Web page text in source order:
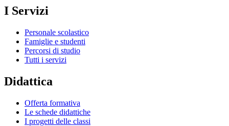
I Servizi
Personale scolastico
Famiglie e studenti
Percorsi di studio
Tutti i servizi
Didattica
Offerta formativa
Le schede didattiche
I progetti delle classi